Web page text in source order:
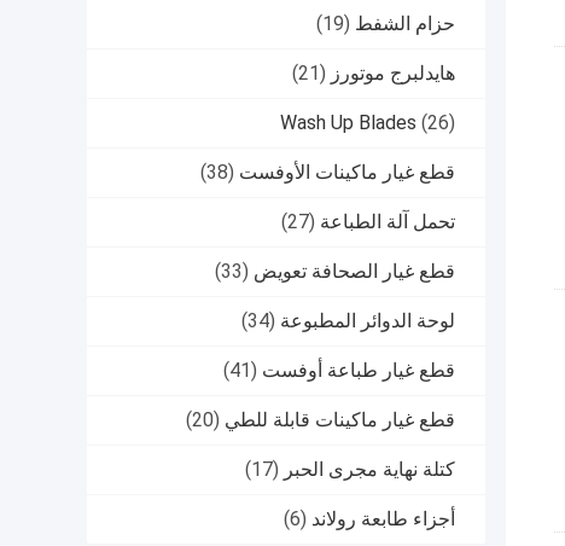
حزام الشفط (19)
هايدلبرج موتورز (21)
Wash Up Blades (26)
قطع غيار ماكينات الأوفست (38)
تحمل آلة الطباعة (27)
قطع غيار الصحافة تعويض (33)
لوحة الدوائر المطبوعة (34)
قطع غيار طباعة أوفست (41)
قطع غيار ماكينات قابلة للطي (20)
كتلة نهاية مجرى الحبر (17)
أجزاء طابعة رولاند (6)